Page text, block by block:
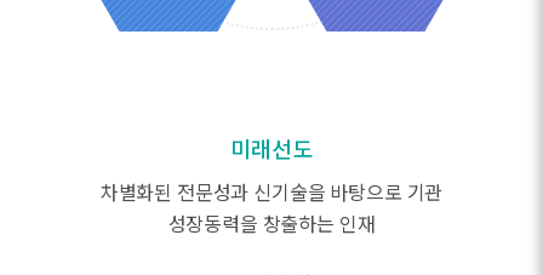
미래선도
차별화된 전문성과 신기술을 바탕으로 기관
성장동력을 창출하는 인재